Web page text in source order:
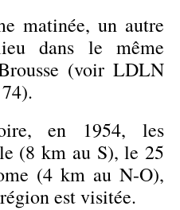
matinée, un autre
dans le même
(voir LDLN
en 1954, les
(8 km au S), le 25
(4 km au N-O),
est visitée.